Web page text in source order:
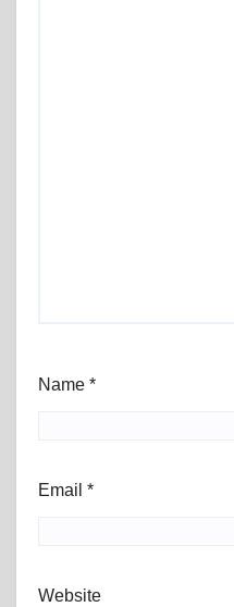
Name *
Email *
Website